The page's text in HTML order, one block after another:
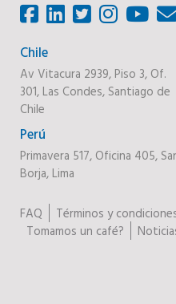
Chile
Av Vitacura 2939, Piso 3, Of.
301, Las Condes, Santiago de
Chile
Perú
Primavera 517, Oficina 405,
Borja, Lima
FAQ Términos y
Tomamos un café?